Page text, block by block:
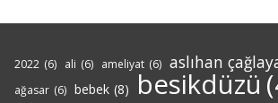
2022 (6) ali (6) ameliyat (6) aslıhan
ağasar (6) bebek (8) besikdüzü